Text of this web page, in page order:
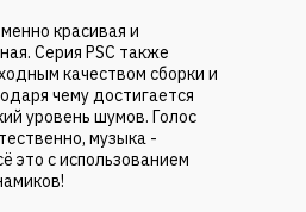
красивая и
Серия PSC также
качеством сборки и
чему достигается
уровень шумов. Голос
музыка -
это с использованием